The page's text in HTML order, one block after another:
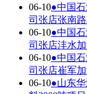
06-10●中国
司张店张南
06-10●中国
司张店沣水
06-10●中国
司张店崔军
06-10●山东